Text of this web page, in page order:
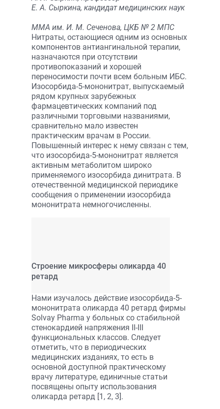
Е. А. Сыркина, кандидат медицинских наук
ММА им. И. М. Сеченова, ЦКБ № 2 МПС
Нитраты, остающиеся одним из основных
компонентов антиангинальной терапии,
назначаются при отсутствии
противопоказаний и хорошей
переносимости почти всем больным ИБС.
Изосорбида-5-мононитрат, выпускаемый
рядом крупных зарубежных
фармацевтических компаний под
различными торговыми названиями,
сравнительно мало известен
практическим врачам в России.
Повышенный интерес к нему связан с тем,
что изосорбида-5-мононитрат является
активным метаболитом широко
применяемого изосорбида динитрата. В
отечественной медицинской периодике
сообщения о применении изосорбида
мононитрата немногочисленны.
Cтроение микросферы оликарда 40
ретард
Нами изучалось действие изосорбида-5-
мононитрата оликарда 40 ретард фирмы
Solvay Pharma у больных со стабильной
стенокардией напряжения II-III
функциональных классов. Следует
отметить, что в периодических
медицинских изданиях, то есть в
основной доступной практическому
врачу литературе, единичные статьи
посвящены опыту использования
оликарда ретард [1, 2, 3].